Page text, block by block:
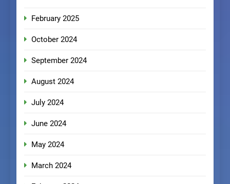
February 2025
October 2024
September 2024
August 2024
July 2024
June 2024
May 2024
March 2024